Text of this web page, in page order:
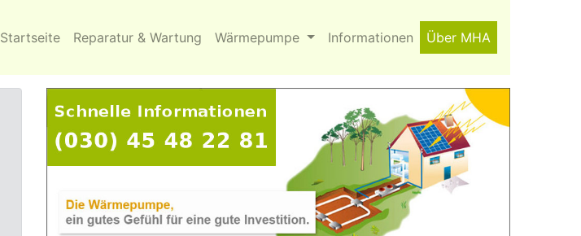
Startseite Reparatur & Wartung Wärmepumpe Informationen Über MHA